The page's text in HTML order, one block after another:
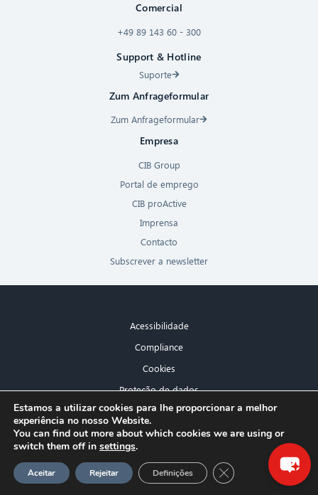
Comercial
+49 89 143 60 - 300
Support & Hotline
Suporte
Zum Anfrageformular
Zum Anfrageformular
Empresa
CIB Group
Portal de emprego
CIB proActive
Imprensa
Contacto
Subscrever a newsletter
Acessibilidade
Compliance
Cookies
Proteção de dados
Aviso legal
Estamos a utilizar cookies para lhe proporcionar a melhor
experiência no nosso Website.
You can find out more about which cookies we are using or
switch them off in settings.
Aceitar Rejeitar Definições GDPR Cookie-